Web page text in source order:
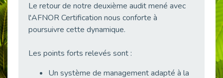
L’alternance : un levier stratégique pour recruter et inclure durablement
Publié le 18/05/2026
Publié le 12/05/2026
Le retour de notre deuxième audit mené avec
l'AFNOR Certification nous conforte à
poursuivre cette dynamique.
Les points forts relevés sont :
Un système de management adapté à la